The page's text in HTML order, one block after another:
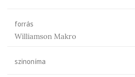
forrás
Williamson Makro
szinoníma